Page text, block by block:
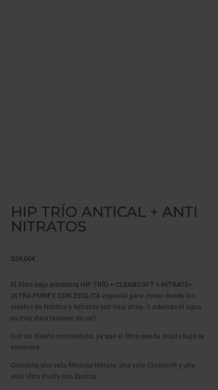
HIP TRÍO ANTICAL + ANTI
NITRATOS
339,00€
El filtro bajo encimera HIP TRÍO + CLEANSOFT + NITRATE+
ULTRA PURIFY CON ZEOLITA especial para zonas donde los
niveles de Nitritos y Nitratos son muy altos. Y además el agua
es muy dura (exceso de cal)
Con un diseño minimalista, ya que el filtro queda oculto bajo la
encimera.
Contiene una vela filtrante Nitrate, una vela Cleansoft y una
vela Ultra Purify con Zeolita.